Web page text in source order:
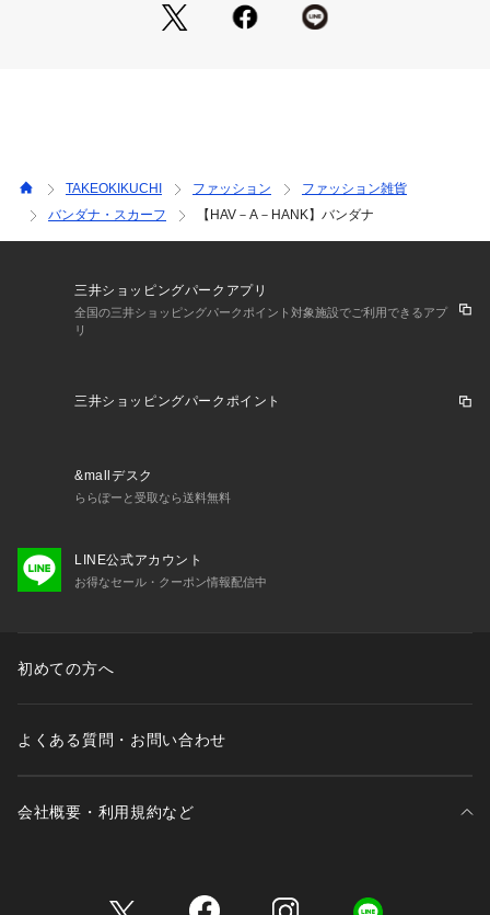
1947年にアメリカ合衆国South Carolinaで創業された「CAR
OLINA（カロライナ社）」のバンダナレーベルHAV－A－HAN
－ BRAND CONCEPT －
時代を超えて支持されるトラディショナルなアイテムをベース
のミックススタイルを提案します。
【気になる商品はお気に入り登録をおススメ】
知をお知らせいたします。
ができます。
ります。また、パソコン・スマートフォンなどの環境により、
若干製品と画像のカラーが異なる場合もございます。
TAKEOKIKUCHI ファッション
ファッション雑貨
バンダナ・スカーフ
【HAV－A－HANK】バンダナ
三井ショッピングパークアプリ
全国の三井ショッピングパークポイント対象施設でご利用できるアプ
リ
三井ショッピングパークポイント
&mallデスク
ららぽーと受取なら送料無料
LINE公式アカウント
お得なセール・クーポン情報配信中
初めての方へ
よくある質問・お問い合わせ
会社概要・利用規約など